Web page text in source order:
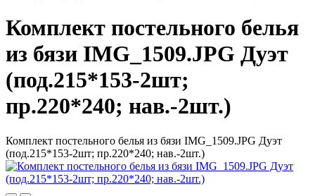
Комплект постельного белья
из бязи IMG_1509.JPG Дуэт
(под.215*153-2шт;
пр.220*240; нав.-2шт.)
Комплект постельного белья из бязи IMG_1509.JPG Дуэт
(под.215*153-2шт; пр.220*240; нав.-2шт.)